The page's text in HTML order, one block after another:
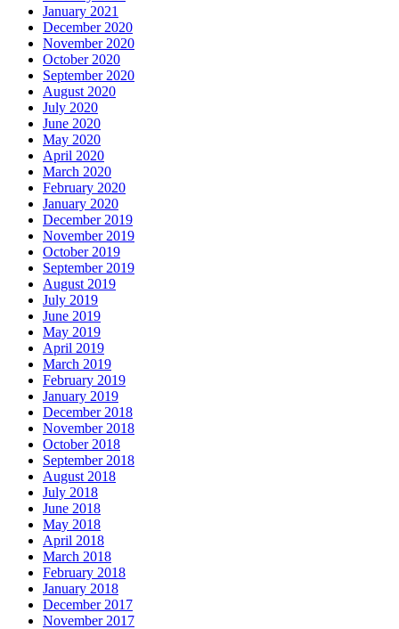
January 2021
December 2020
November 2020
October 2020
September 2020
August 2020
July 2020
June 2020
May 2020
April 2020
March 2020
February 2020
January 2020
December 2019
November 2019
October 2019
September 2019
August 2019
July 2019
June 2019
May 2019
April 2019
March 2019
February 2019
January 2019
December 2018
November 2018
October 2018
September 2018
August 2018
July 2018
June 2018
May 2018
April 2018
March 2018
February 2018
January 2018
December 2017
November 2017